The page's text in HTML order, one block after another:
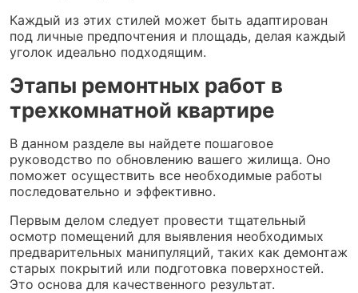
Каждый из этих стилей может быть адаптирован
под личные предпочтения и площадь, делая каждый
уголок идеально подходящим.
Этапы ремонтных работ в
трехкомнатной квартире
В данном разделе вы найдете пошаговое
руководство по обновлению вашего жилища. Оно
поможет осуществить все необходимые работы
последовательно и эффективно.
Первым делом следует провести тщательный
осмотр помещений для выявления необходимых
предварительных манипуляций, таких как демонтаж
старых покрытий или подготовка поверхностей.
Это основа для качественного результат.